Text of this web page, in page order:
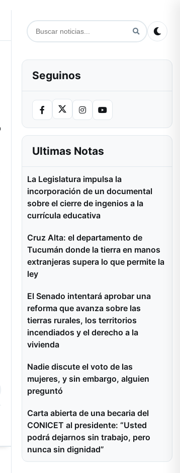
acciones
Seguinos
Ultimas Notas
La Legislatura impulsa la
incorporación de un documental
sobre el cierre de ingenios a la
currícula educativa
Cruz Alta: el departamento de
Tucumán donde la tierra en manos
extranjeras supera lo que permite la
ley
El Senado intentará aprobar una
reforma que avanza sobre las
tierras rurales, los territorios
incendiados y el derecho a la
vivienda
Nadie discute el voto de las
mujeres, y sin embargo, alguien
preguntó
Carta abierta de una becaria del
CONICET al presidente: “Usted
podrá dejarnos sin trabajo, pero
nunca sin dignidad”